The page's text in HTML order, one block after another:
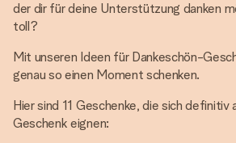
der dir für deine Unterstützung danken
toll?
Mit unseren Ideen für Dankeschön-
genau so einen Moment schenken.
Hier sind 11 Geschenke, die sich definitiv
Geschenk eignen: